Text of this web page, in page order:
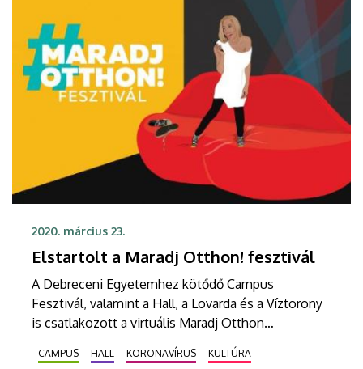
2020. március 23.
Elstartolt a Maradj Otthon! fesztivál
A Debreceni Egyetemhez kötődő Campus
Fesztivál, valamint a Hall, a Lovarda és a Víztorony
is csatlakozott a virtuális Maradj Otthon
Fesztiválhoz. A fiataloknak így otthonukban sem
kell lemondani a szórakozásról, mert a virtuális
CAMPUS HALL KORONAVÍRUS KULTÚRA